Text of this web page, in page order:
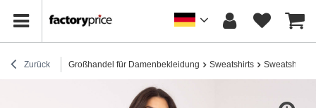
Zurück Großhandel für Damenbekleidung Sweatshirts Sweatshirts